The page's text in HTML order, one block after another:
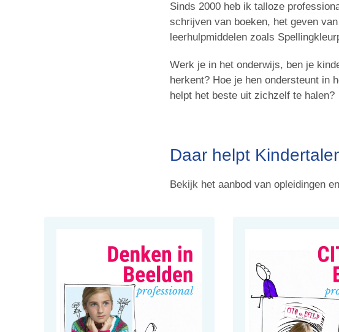
Sinds 2000 heb ik talloze
schrijven van boeken, het geven
leerhulpmiddelen zoals
Werk je in het onderwijs, ben je
herkent? Hoe je hen ondersteunt in
helpt het beste uit zichzelf te halen?
Daar helpt
Bekijk het aanbod van opleidingen